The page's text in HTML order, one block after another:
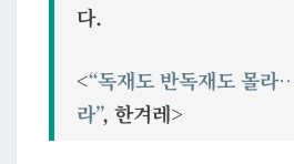
다.
<“독재도 반독재도 몰라
라”, 한겨레>